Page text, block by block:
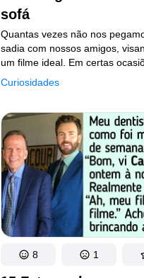
sofá
Curiosidades
Quantas vezes não nos
sadia com nossos amigos,
um filme ideal. Em certas
em debate com nós mesmo,
qual longa-metragem vamos
que desejamos um filme capaz
no sofá, evitando até piscar
nenhuma cena importante.
agora 10 produções da Netflix
fôlego.
8 1